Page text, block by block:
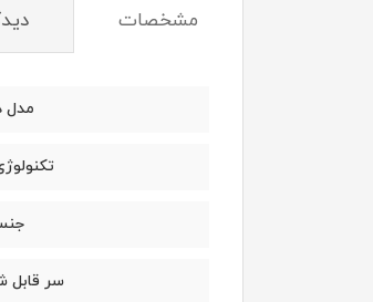
مشخصات
مدل
سر